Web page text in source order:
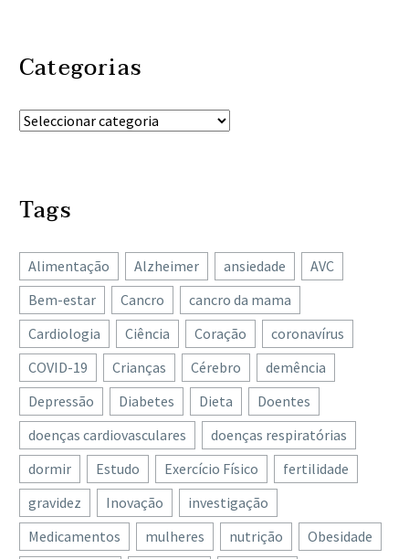
Categorias
Tags
Alimentação Alzheimer ansiedade
AVC
Bem-estar
Cancro
cancro da mama
Cardiologia
Ciência Coração
coronavírus
COVID-19
Crianças Cérebro
demência
Depressão
Diabetes Dieta
Doentes
doenças cardiovasculares
doenças respiratórias
dormir
Estudo Exercício Físico
fertilidade
gravidez
Inovação
investigação
Medicamentos
mulheres nutrição
Obesidade